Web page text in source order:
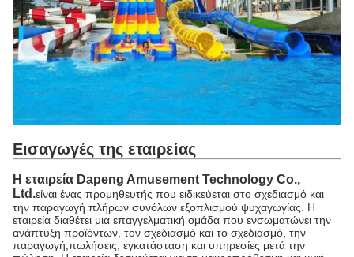
Εισαγωγές της εταιρείας
Η εταιρεία Dapeng Amusement Technology Co.,
Ltd.είναι ένας προμηθευτής που ειδικεύεται στο σχεδιασμό και
την παραγωγή πλήρων συνόλων εξοπλισμού ψυχαγωγίας. Η
εταιρεία διαθέτει μια επαγγελματική ομάδα που ενσωματώνει την
ανάπτυξη προϊόντων, τον σχεδιασμό και το σχεδιασμό, την
παραγωγή,πωλήσεις, εγκατάσταση και υπηρεσίες μετά την